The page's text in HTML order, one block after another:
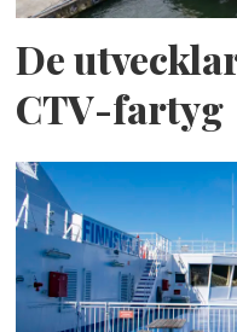
De
CTV-fartyg